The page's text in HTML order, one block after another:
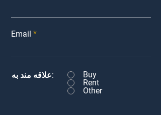
Email
علاقه مند به:
Buy
Rent
Other